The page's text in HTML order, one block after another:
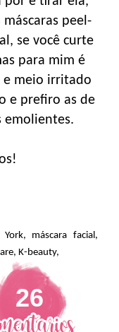
peel-
se você curte
para mim é
e meio irritado
e prefiro as de
emolientes.
York, máscara facial ,
, K-beauty,
26